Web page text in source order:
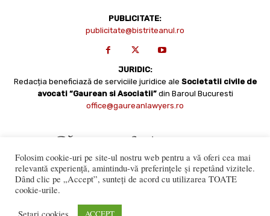
PUBLICITATE:
publicitate@bistriteanul.ro
JURIDIC:
Redacția beneficiază de serviciile juridice ale Societatii civile de
avocati “Gaurean si Asociatii” din Baroul Bucuresti
office@gaureanlawyers.ro
numai cu acordul expres al Bistriteanul.Ro. © Copyright 2008 -
Folosim cookie-uri pe site-ul nostru web pentru a vă oferi cea mai
relevantă experiență, amintindu-vă preferințele și repetând vizitele.
Dând clic pe „Accept”, sunteți de acord cu utilizarea TOATE
cookie-urile.
Setari cookies ACCEPT